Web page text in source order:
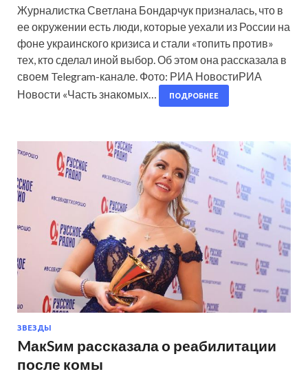
Журналистка Светлана Бондарчук призналась, что в
ее окружении есть люди, которые уехали из России на
фоне украинского кризиса и стали «топить против»
тех, кто сделал иной выбор. Об этом она рассказала в
своем Telegram-канале. Фото: РИА НовостиРИА
Новости «Часть знакомых…
ПОДРОБНЕЕ
ЗВЕЗДЫ
MакSим рассказала о реабилитации
после комы